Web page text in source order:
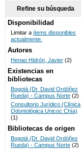
DE
BIBLIOTECAS
UNICOC
Refine su búsqueda
Disponibilidad
Limitar a ítems disponibles
actualmente.
Autores
Henao Hidrón, Javier (2)
Existencias en
bibliotecas
Bogotá (Dr. David Ordóñez
Rueda) - Campus Norte (2)
Consultorio Jurídico (Clínica
Odontológica Unicoc Chía)
(1)
Bibliotecas de origen
Bogotá (Dr. David Ordóñez
Rueda) - Campus Norte (2)